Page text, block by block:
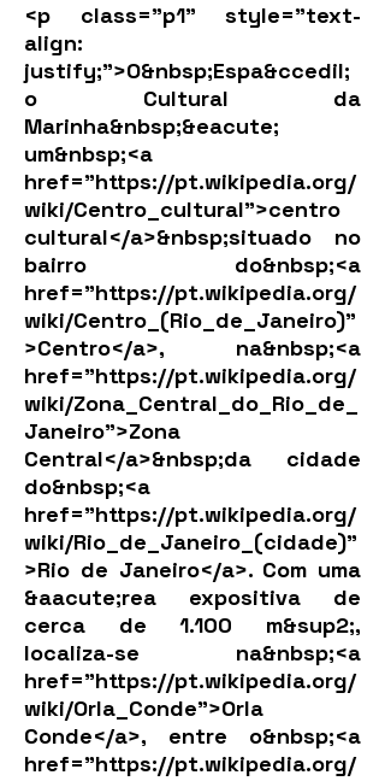
<p class="p1" style="text-
align:
justify;">O&nbsp;Espa&ccedil;
o Cultural da
Marinha&nbsp;&eacute;
um&nbsp;<a
href="https://pt.wikipedia.org/
wiki/Centro_cultural">centro
cultural</a>&nbsp;situado no
bairro do&nbsp;<a
href="https://pt.wikipedia.org/
wiki/Centro_(Rio_de_Janeiro)"
>Centro</a>, na&nbsp;<a
href="https://pt.wikipedia.org/
wiki/Zona_Central_do_Rio_de_
Janeiro">Zona
Central</a>&nbsp;da cidade
do&nbsp;<a
href="https://pt.wikipedia.org/
wiki/Rio_de_Janeiro_(cidade)"
>Rio de Janeiro</a>. Com uma
&aacute;rea expositiva de
cerca de 1.100 m&sup2;,
localiza-se na&nbsp;<a
href="https://pt.wikipedia.org/
wiki/Orla_Conde">Orla
Conde</a>, entre o&nbsp;<a
href="https://pt.wikipedia.org/